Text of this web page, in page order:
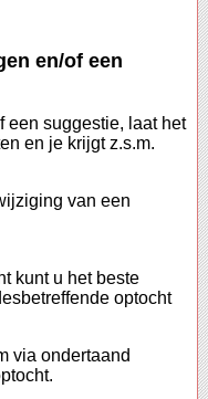
en/of een
een suggestie, laat het
en je krijgt z.s.m.
van een
kunt u het beste
optocht
via ondertaand